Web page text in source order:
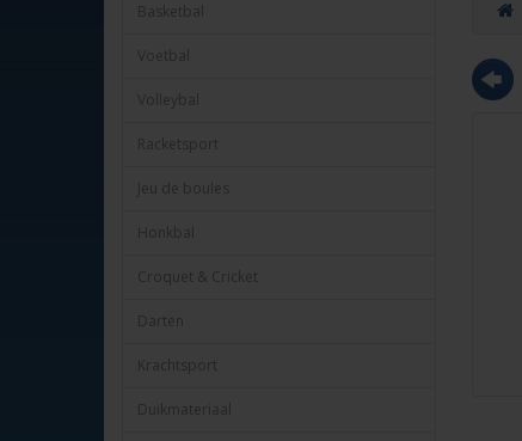
Basketbal
Voetbal
Volleybal
Racketsport
Jeu de boules
Honkbal
Croquet & Cricket
Darten
Krachtsport
Duikmateriaal